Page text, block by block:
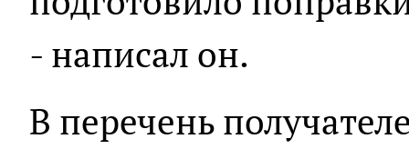
- написал он.
В перечень